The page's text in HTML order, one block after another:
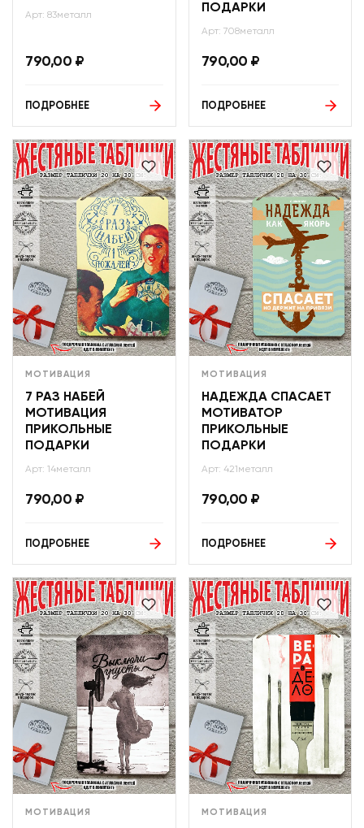
Арт: 83металл
790,00 ₽
ПОДРОБНЕЕ
ПОДАРКИ
Арт: 708металл
790,00 ₽
ПОДРОБНЕЕ
МОТИВАЦИЯ
7 РАЗ НАБЕЙ
МОТИВАЦИЯ
ПРИКОЛЬНЫЕ
ПОДАРКИ
Арт: 14металл
790,00 ₽
ПОДРОБНЕЕ
МОТИВАЦИЯ
НАДЕЖДА СПАСАЕТ
МОТИВАТОР
ПРИКОЛЬНЫЕ
ПОДАРКИ
Арт: 421металл
790,00 ₽
ПОДРОБНЕЕ
МОТИВАЦИЯ МОТИВАЦИЯ